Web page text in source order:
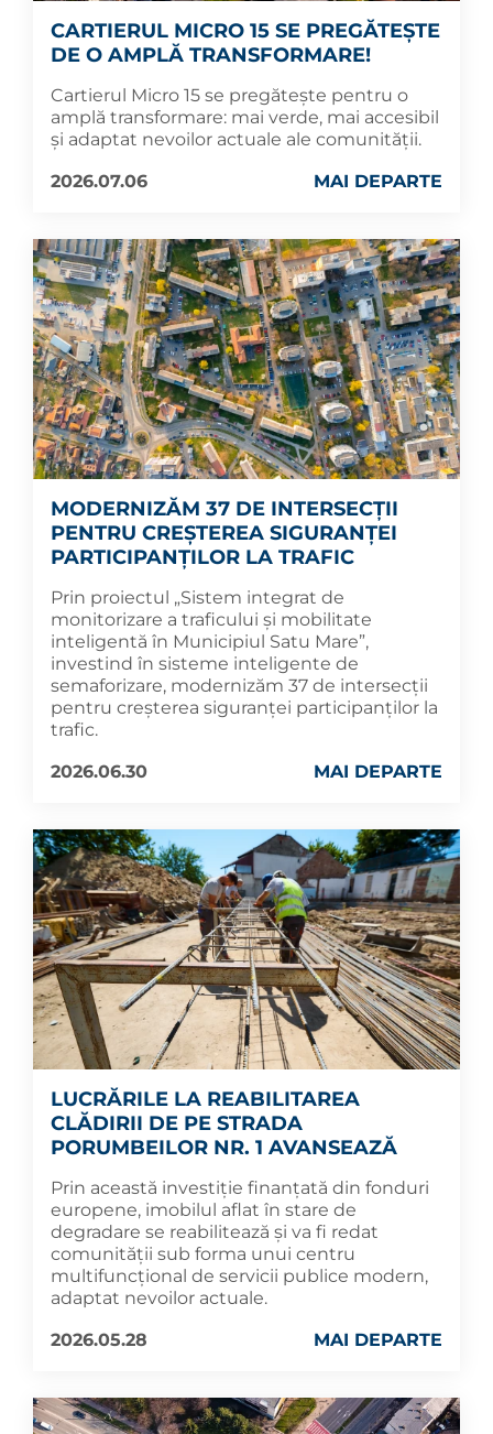
CARTIERUL MICRO 15 SE PREGĂTEȘTE
DE O AMPLĂ TRANSFORMARE!
Cartierul Micro 15 se pregătește pentru o
amplă transformare: mai verde, mai accesibil
și adaptat nevoilor actuale ale comunității.
2026.07.06
MAI DEPARTE
MODERNIZĂM 37 DE INTERSECȚII
PENTRU CREȘTEREA SIGURANȚEI
PARTICIPANȚILOR LA TRAFIC
Prin proiectul „Sistem integrat de
monitorizare a traficului și mobilitate
inteligentă în Municipiul Satu Mare”,
investind în sisteme inteligente de
semaforizare, modernizăm 37 de intersecții
pentru creșterea siguranței participanților la
trafic.
2026.06.30
MAI DEPARTE
LUCRĂRILE LA REABILITAREA
CLĂDIRII DE PE STRADA
PORUMBEILOR NR. 1 AVANSEAZĂ
Prin această investiție finanțată din fonduri
europene, imobilul aflat în stare de
degradare se reabilitează și va fi redat
comunității sub forma unui centru
multifuncțional de servicii publice modern,
adaptat nevoilor actuale.
2026.05.28
MAI DEPARTE